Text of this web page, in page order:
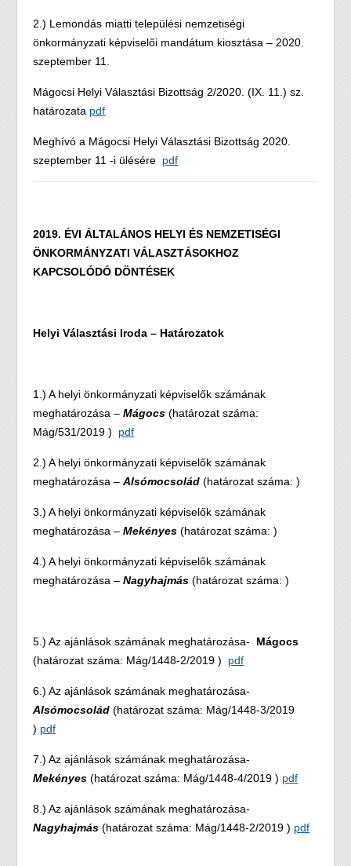
2.) Lemondás miatti települési nemzetiségi
önkormányzati képviselői mandátum kiosztása – 2020.
szeptember 11.
Mágocsi Helyi Választási Bizottság 2/2020. (IX. 11.) sz.
határozata pdf
Meghívó a Mágocsi Helyi Választási Bizottság 2020.
szeptember 11 -i ülésére pdf
2019. ÉVI ÁLTALÁNOS HELYI ÉS NEMZETISÉGI
ÖNKORMÁNYZATI VÁLASZTÁSOKHOZ
KAPCSOLÓDÓ DÖNTÉSEK
Helyi Választási Iroda – Határozatok
1.) A helyi önkormányzati képviselők számának
meghatározása –Mágocs (határozat száma:
Mág/531/2019 ) pdf
2.) A helyi önkormányzati képviselők számának
meghatározása –Alsómocsolád (határozat száma: )
3.) A helyi önkormányzati képviselők számának
meghatározása –Mekényes (határozat száma: )
4.) A helyi önkormányzati képviselők számának
meghatározása –Nagyhajmás (határozat száma: )
5.) Az ajánlások számának meghatározása- Mágocs
(határozat száma: Mág/1448-2/2019 ) pdf
6.) Az ajánlások számának meghatározása-
Alsómocsolád (határozat száma: Mág/1448-3/2019
) pdf
7.) Az ajánlások számának meghatározása-
Mekényes (határozat száma: Mág/1448-4/2019 ) pdf
8.) Az ajánlások számának meghatározása-
Nagyhajmás (határozat száma: Mág/1448-2/2019 ) pdf